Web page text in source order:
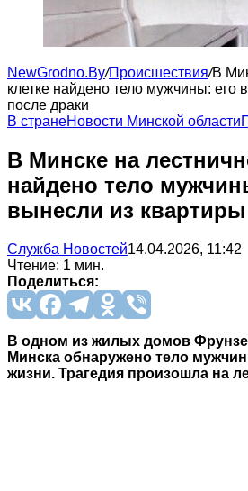
NewGrodno.By/Происшествия/В
клетке найдено тело мужчины: его
после драки
В странеНовости Минской области
В Минске на
найдено тело
вынесли из
Служба Новостей14.04.2026, 11:42
Чтение: 1 мин.
Поделиться:
В одном из жилых домов
Минска обнаружено тело
жизни. Трагедия произошла на